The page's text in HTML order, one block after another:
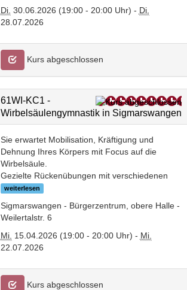
Di. 30.06.2026 (19:00 - 20:00 Uhr) - Di.
28.07.2026
Kurs abgeschlossen
61WI-KC1 -
Wirbelsäulengymnastik in Sigmarswangen
Sie erwartet Mobilisation, Kräftigung und
Dehnung Ihres Körpers mit Focus auf die
Wirbelsäule.
Gezielte Rückenübungen mit verschiedenen
weiterlesen
Sigmarswangen - Bürgerzentrum, obere Halle -
Weilertalstr. 6
Mi. 15.04.2026 (19:00 - 20:00 Uhr) - Mi.
22.07.2026
Kurs abgeschlossen